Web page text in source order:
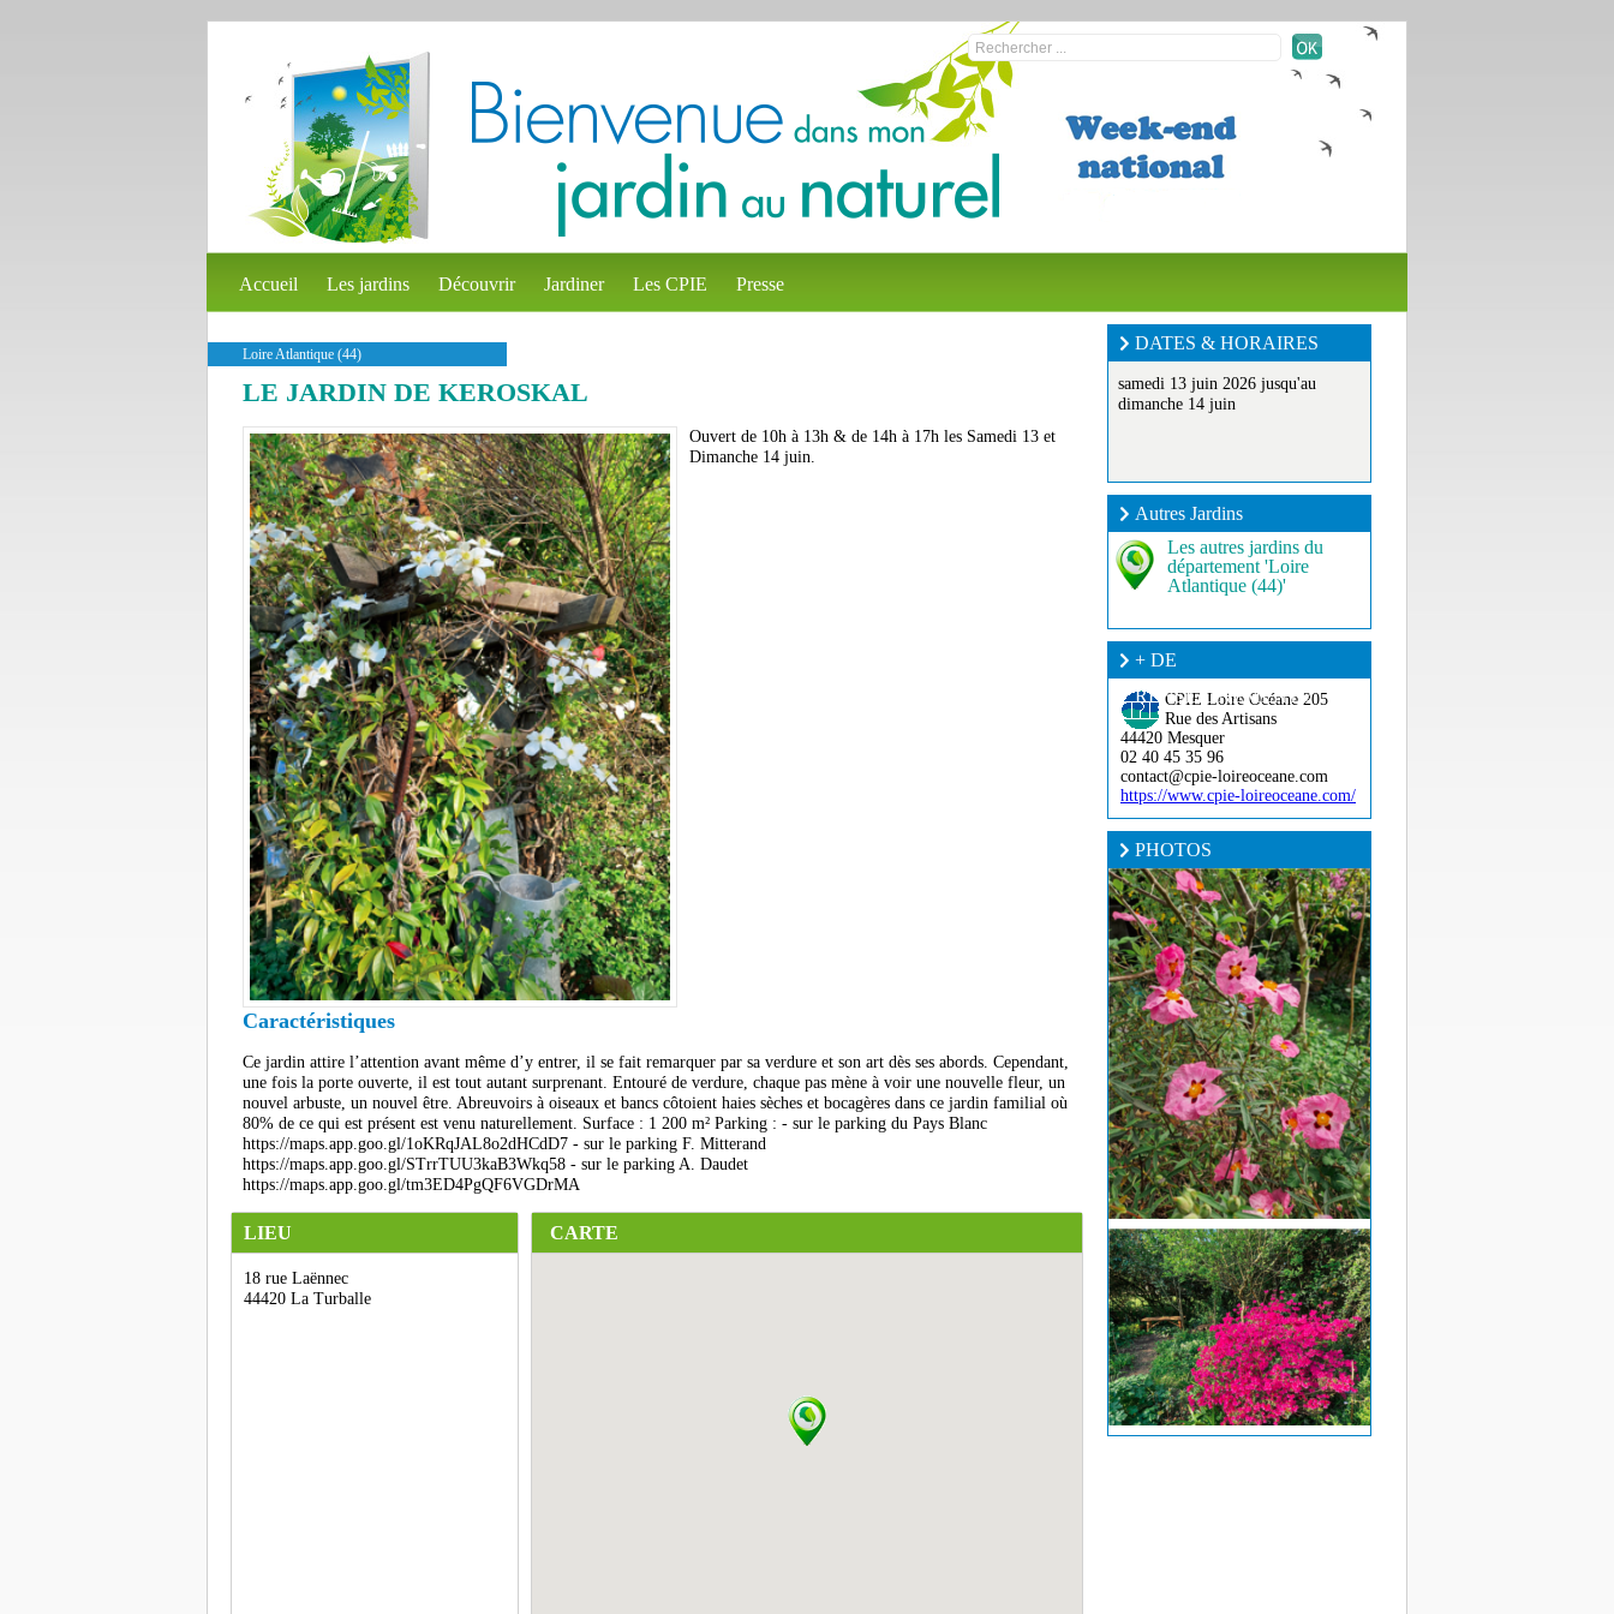
Accueil Les jardins Découvrir Jardiner Les CPIE Presse
Loire Atlantique (44)
LE JARDIN DE KEROSKAL
Ouvert de 10h à 13h & de 14h à 17h les Samedi 13 et
Dimanche 14 juin.
Caractéristiques
Ce jardin attire l’attention avant même d’y entrer, il se fait remarquer par sa verdure et son art dès ses abords. Cependant,
une fois la porte ouverte, il est tout autant surprenant. Entouré de verdure, chaque pas mène à voir une nouvelle fleur, un
nouvel arbuste, un nouvel être. Abreuvoirs à oiseaux et bancs côtoient haies sèches et bocagères dans ce jardin familial où
80% de ce qui est présent est venu naturellement. Surface : 1 200 m² Parking : - sur le parking du Pays Blanc
https://maps.app.goo.gl/1oKRqJAL8o2dHCdD7 - sur le parking F. Mitterand
https://maps.app.goo.gl/STrrTUU3kaB3Wkq58 - sur le parking A. Daudet
https://maps.app.goo.gl/tm3ED4PgQF6VGDrMA
LIEU
18 rue Laënnec
44420 La Turballe
CARTE
DATES & HORAIRES
samedi 13 juin 2026 jusqu'au
dimanche 14 juin
Autres Jardins
Les autres jardins du
département 'Loire
Atlantique (44)'
+ DE
RENSEIGNEMENT ?
CPIE Loire Océane 205
Rue des Artisans
44420 Mesquer
02 40 45 35 96
contact@cpie-loireoceane.com
https://www.cpie-loireoceane.com/
PHOTOS